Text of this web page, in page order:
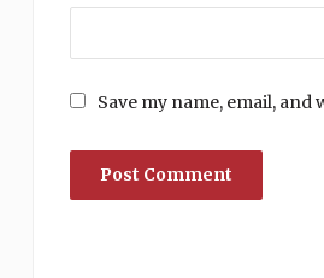
Save my name, email,